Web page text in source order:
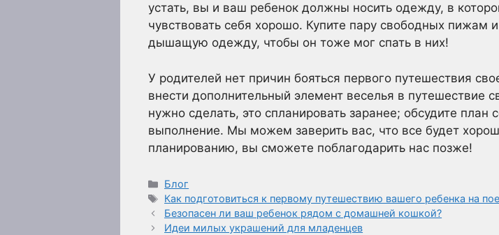
устать, вы и ваш ребенок должны носить одежду, в
чувствовать себя хорошо. Купите пару свободных пижам
дышащую одежду, чтобы он тоже мог спать в них!
У родителей нет причин бояться первого путешествия
внести дополнительный элемент веселья в путешествие
нужно сделать, это спланировать заранее; обсудите
выполнение. Мы можем заверить вас, что все будет
планированию, вы сможете поблагодарить нас позже!
Рубрики
Блог
Метки
Как подготовиться к первому путешествию вашего ребенка на
Безопасен ли ваш ребенок рядом с домашней кошкой?
Идеи милых украшений для младенцев